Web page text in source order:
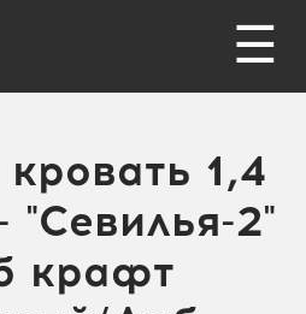
☰
1,4
2"
крафт